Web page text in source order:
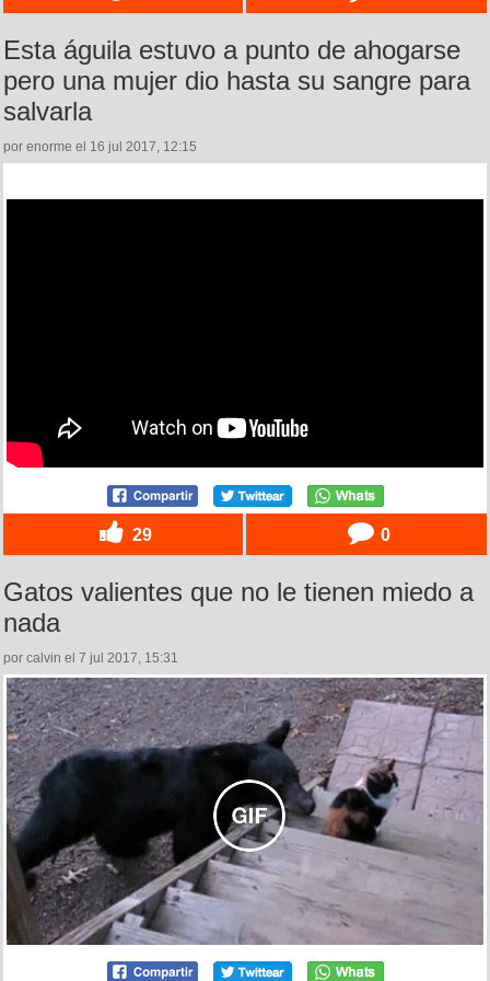
Esta águila estuvo a punto de ahogarse
pero una mujer dio hasta su sangre para
salvarla
por enorme el 16 jul 2017, 12:15
29 0
Gatos valientes que no le tienen miedo a
nada
por calvin el 7 jul 2017, 15:31